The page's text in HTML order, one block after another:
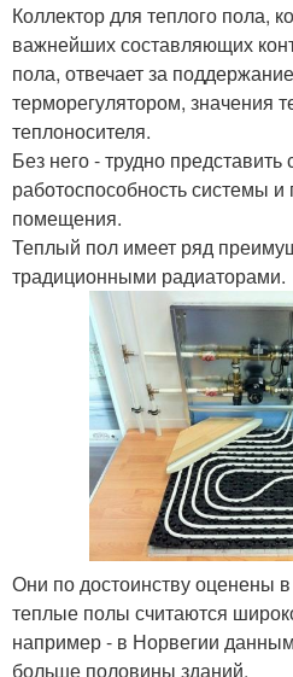
Коллектор для теплого пола,
важнейших составляющих
пола, отвечает за
терморегулятором, значения
теплоносителя.
Без него - трудно
работоспособность системы
помещения.
Теплый пол имеет ряд
традиционными радиаторами.
Они по достоинству оценены
теплые полы считаются
например - в Норвегии
больше половины зданий.